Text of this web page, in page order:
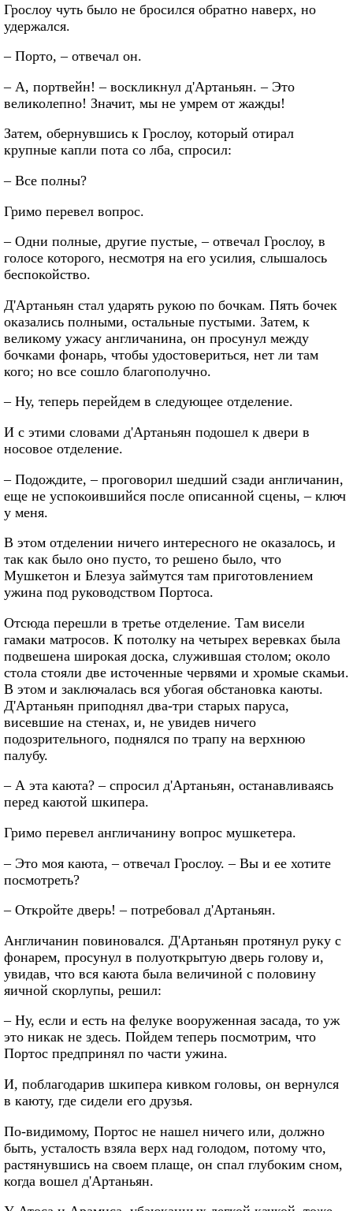
Грослоу чуть было не бросился обратно наверх, но
удержался.
– Порто, – отвечал он.
– А, портвейн! – воскликнул д'Артаньян. – Это
великолепно! Значит, мы не умрем от жажды!
Затем, обернувшись к Грослоу, который отирал
крупные капли пота со лба, спросил:
– Все полны?
Гримо перевел вопрос.
– Одни полные, другие пустые, – отвечал Грослоу, в
голосе которого, несмотря на его усилия, слышалось
беспокойство.
Д'Артаньян стал ударять рукою по бочкам. Пять бочек
оказались полными, остальные пустыми. Затем, к
великому ужасу англичанина, он просунул между
бочками фонарь, чтобы удостовериться, нет ли там
кого; но все сошло благополучно.
– Ну, теперь перейдем в следующее отделение.
И с этими словами д'Артаньян подошел к двери в
носовое отделение.
– Подождите, – проговорил шедший сзади англичанин,
еще не успокоившийся после описанной сцены, – ключ
у меня.
В этом отделении ничего интересного не оказалось, и
так как было оно пусто, то решено было, что
Мушкетон и Блезуа займутся там приготовлением
ужина под руководством Портоса.
Отсюда перешли в третье отделение. Там висели
гамаки матросов. К потолку на четырех веревках была
подвешена широкая доска, служившая столом; около
стола стояли две источенные червями и хромые скамьи.
В этом и заключалась вся убогая обстановка каюты.
Д'Артаньян приподнял два-три старых паруса,
висевшие на стенах, и, не увидев ничего
подозрительного, поднялся по трапу на верхнюю
палубу.
– А эта каюта? – спросил д'Артаньян, останавливаясь
перед каютой шкипера.
Гримо перевел англичанину вопрос мушкетера.
– Это моя каюта, – отвечал Грослоу. – Вы и ее хотите
посмотреть?
– Откройте дверь! – потребовал д'Артаньян.
Англичанин повиновался. Д'Артаньян протянул руку с
фонарем, просунул в полуоткрытую дверь голову и,
увидав, что вся каюта была величиной с половину
яичной скорлупы, решил:
– Ну, если и есть на фелуке вооруженная засада, то уж
это никак не здесь. Пойдем теперь посмотрим, что
Портос предпринял по части ужина.
И, поблагодарив шкипера кивком головы, он вернулся
в каюту, где сидели его друзья.
По-видимому, Портос не нашел ничего или, должно
быть, усталость взяла верх над голодом, потому что,
растянувшись на своем плаще, он спал глубоким сном,
когда вошел д'Артаньян.